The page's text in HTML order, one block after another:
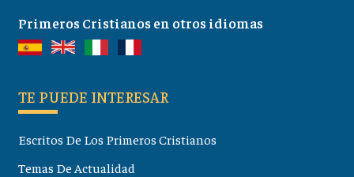
Primeros Cristianos en otros idiomas
TE PUEDE INTERESAR
Escritos De Los Primeros Cristianos
Temas De Actualidad